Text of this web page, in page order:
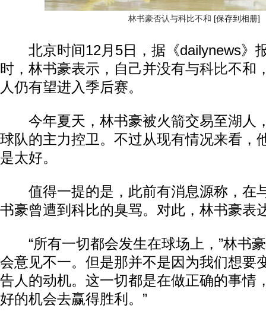
林书豪否认与科比不和 [保存到相册]
北京时间12月5日，据《dailynews》
时，林书豪表示，自己并没有与科比不和
人仍有望进入季后赛。
今年夏天，林书豪被火箭交易至湖人
球队的主力控卫。不过从现有情况来看，
是太好。
值得一提的是，此前有消息源称，在
书豪曾遭到科比的臭骂。对此，林书豪表
“所有一切都会发生在球场上，”林书豪
会意见不一。但是那并不是因为我们想要
告人的动机。这一切都是在做正确的事情
好的机会去赢得胜利。”